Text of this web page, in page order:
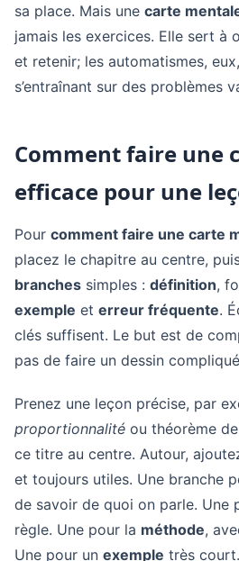
sa place. Mais une carte
jamais les exercices. Elle sert à
et retenir; les automatismes,
s’entraînant sur des problèmes
Comment faire une
efficace pour une
Pour comment faire une carte
placez le chapitre au centre,
branches simples : définition,
exemple et erreur fréquente.
clés suffisent. Le but est de
pas de faire un dessin
Prenez une leçon précise, par
proportionnalité ou théorème
ce titre au centre. Autour,
et toujours utiles. Une branche
de savoir de quoi on parle. Une
règle. Une pour la méthode,
Une pour un exemple très